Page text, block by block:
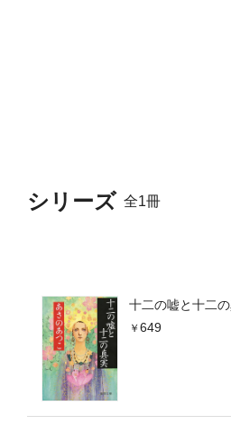
シリーズ 全1冊
十二の嘘と十二
649